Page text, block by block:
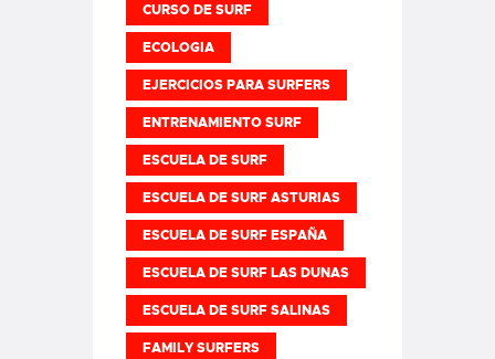
CURSO DE SURF
ECOLOGIA
EJERCICIOS PARA SURFERS
ENTRENAMIENTO SURF
ESCUELA DE SURF
ESCUELA DE SURF ASTURIAS
ESCUELA DE SURF ESPAÑA
ESCUELA DE SURF LAS DUNAS
ESCUELA DE SURF SALINAS
FAMILY SURFERS